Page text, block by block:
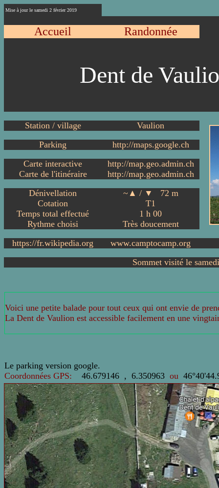
Mise à jour le samedi 2 février 2019
Accueil Randonnée
Dent de
Station / village
Vaulion
Parking
http://maps.google.ch
Carte interactive
http://map.geo.admin.ch
Carte de l'itinéraire
http://map.geo.admin.ch
Dénivellation
~▲ / ▼ 72 m
Cotation
T1
Temps total effectué
1 h 00
Rythme choisi
Très doucement
https://fr.wikipedia.org
www.camptocamp.org
Sommet visité le
Voici une petite balade pour tout ceux qui ont envie de
La Dent de Vaulion est accessible facilement en une
Le parking version google.
Coordonnées GPS: 46.679146 , 6.350963 ou